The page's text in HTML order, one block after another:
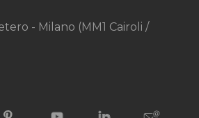
- Milano (MM1 Cairoli /